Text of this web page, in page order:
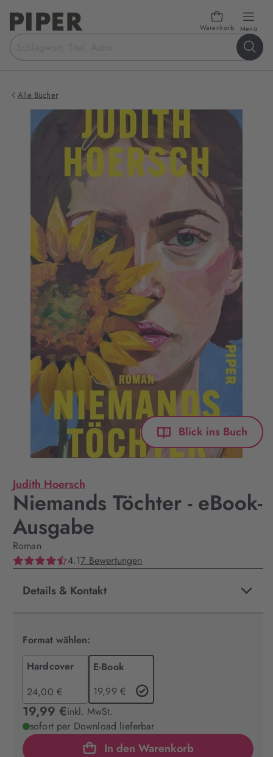
Warenkorb Menü
Suchbegriff
eingeben
Alle Bücher
Blick ins Buch
Judith Hoersch
Niemands Töchter - eBook-
Ausgabe
Roman
4.17 Bewertungen
Details & Kontakt
Format wählen:
Hardcover
24,00 €
E-Book
19,99 €
19,99 €inkl. MwSt.
sofort per Download lieferbar
In den Warenkorb